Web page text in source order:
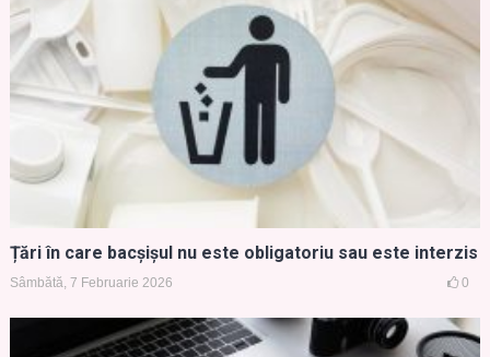
Țări în care bacșișul nu este obligatoriu sau este interzis
Sâmbătă, 7 Februarie 2026 0